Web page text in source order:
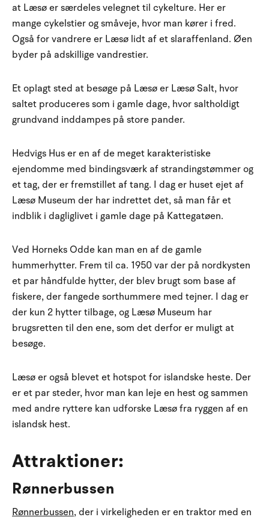
at Læsø er særdeles velegnet til cykelture. Her er
mange cykelstier og småveje, hvor man kører i fred.
Også for vandrere er Læsø lidt af et slaraffenland. Øen
byder på adskillige vandrestier.
Et oplagt sted at besøge på Læsø er Læsø Salt, hvor
saltet produceres som i gamle dage, hvor saltholdigt
grundvand inddampes på store pander.
Hedvigs Hus er en af de meget karakteristiske
ejendomme med bindingsværk af strandingstømmer og
et tag, der er fremstillet af tang. I dag er huset ejet af
Læsø Museum der har indrettet det, så man får et
indblik i dagliglivet i gamle dage på Kattegatøen.
Ved Horneks Odde kan man en af de gamle
hummerhytter. Frem til ca. 1950 var der på nordkysten
et par håndfulde hytter, der blev brugt som base af
fiskere, der fangede sorthummere med tejner. I dag er
der kun 2 hytter tilbage, og Læsø Museum har
brugsretten til den ene, som det derfor er muligt at
besøge.
Læsø er også blevet et hotspot for islandske heste. Der
er et par steder, hvor man kan leje en hest og sammen
med andre ryttere kan udforske Læsø fra ryggen af en
islandsk hest.
Attraktioner:
Rønnerbussen
Rønnerbussen, der i virkeligheden er en traktor med en